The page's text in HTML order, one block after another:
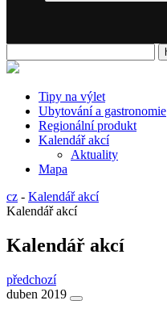
Tipy na výlet
Ubytování a gastronomie
Regionální produkt
Kalendář akcí
Aktuality
Mapa
cz - Kalendář akcí
Kalendář akcí
Kalendář akcí
předchozí
duben 2019